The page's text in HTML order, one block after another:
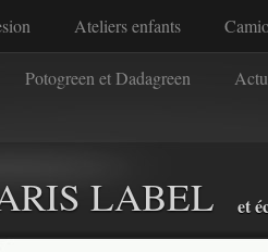
Ateliers enfants
Potogreen et Dadagreen
LABEL et